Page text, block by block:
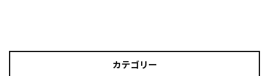
カテゴリー